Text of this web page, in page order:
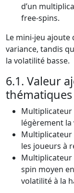
d’un
free‑spins.
Le mini‑jeu
variance, tandis
la volatilité basse.
6.1. Valeur
thématiques
Multiplicateur
légèrement la
Multiplicateur
les joueurs à
Multiplicateur
spin moyen
volatilité à la